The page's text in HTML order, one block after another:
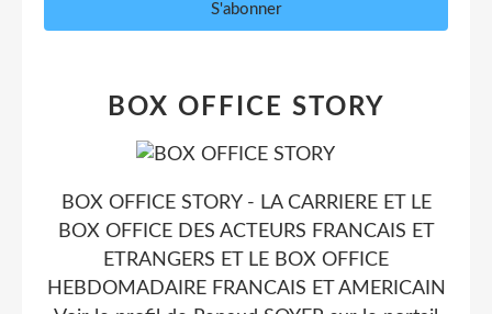
BOX OFFICE STORY
BOX OFFICE STORY - LA CARRIERE ET LE
BOX OFFICE DES ACTEURS FRANCAIS ET
ETRANGERS ET LE BOX OFFICE
HEBDOMADAIRE FRANCAIS ET AMERICAIN